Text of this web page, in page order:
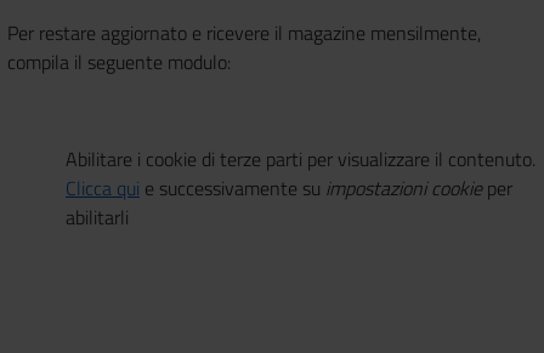
Per restare aggiornato e ricevere il magazine mensilmente,
compila il seguente modulo:
Abilitare i cookie di terze parti per visualizzare il contenuto.
Clicca qui e successivamente su impostazioni cookieper
abilitarli